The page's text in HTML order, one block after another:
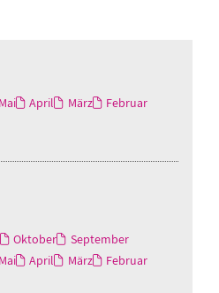
Mai April März
Februar
Oktober
September
Mai April März
Februar